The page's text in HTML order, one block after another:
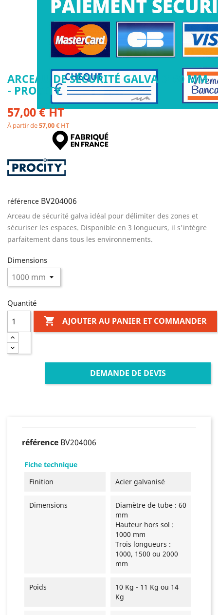
ARCEAU DE SÉCURITÉ GALVA Ø 60 MM
- PROCITY
57,00 € HT
À partir de57,00 €HT
référence BV204006
Arceau de sécurité galva idéal pour délimiter des zones et
sécuriser les espaces. Disponible en 3 longueurs, il s'intègre
parfaitement dans tous les environnements.
Dimensions
Quantité
 AJOUTER AU PANIER ET COMMANDER
DEMANDE DE DEVIS
référence BV204006
Fiche technique
Finition
Acier galvanisé
Dimensions
Diamètre de tube : 60
mm
Hauteur hors sol :
1000 mm
Trois longueurs :
1000, 1500 ou 2000
mm
Poids
10 Kg - 11 Kg ou 14
Kg